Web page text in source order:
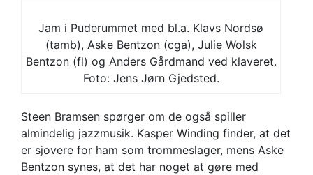
Jam i Puderummet med bl.a. Klavs Nordsø
(tamb), Aske Bentzon (cga), Julie Wolsk
Bentzon (fl) og Anders Gårdmand ved klaveret.
Foto: Jens Jørn Gjedsted.
Steen Bramsen spørger om de også spiller
almindelig jazzmusik. Kasper Winding finder, at det
er sjovere for ham som trommeslager, mens Aske
Bentzon synes, at det har noget at gøre med